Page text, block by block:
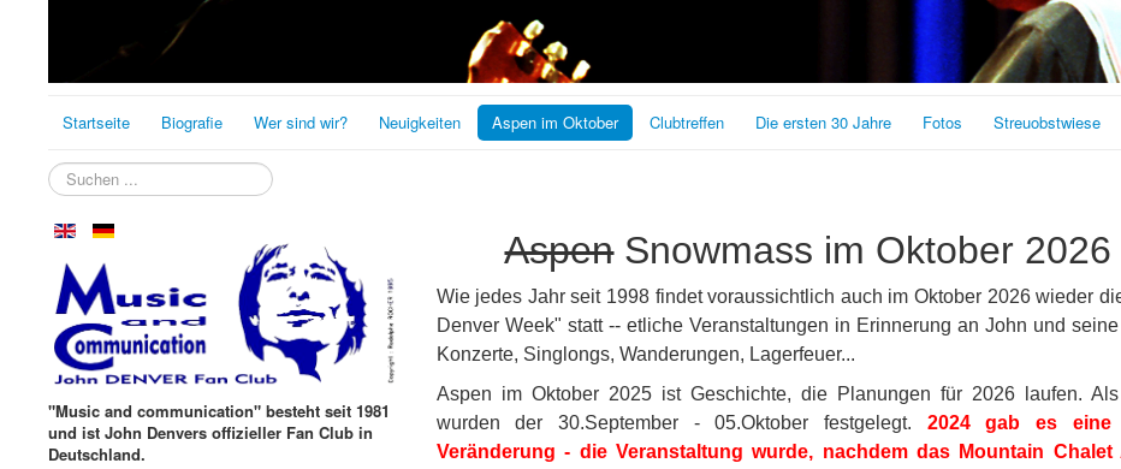
Startseite Biografie Wer sind wir? Neuigkeiten Aspen im Oktober Clubtreffen Die ersten 30 Jahre Fotos Streuobstwiese
Suchen
...
"Music and communication" besteht seit 1981
und ist John Denvers offizieller Fan Club in
Deutschland.
AspenSnowmass im Oktober 2026
Wie jedes Jahr seit 1998 findet voraussichtlich auch im Oktober 2026 wieder
Denver Week" statt -- etliche Veranstaltungen in Erinnerung an John und
Konzerte, Singlongs, Wanderungen, Lagerfeuer...
Aspen im Oktober 2025 ist Geschichte, die Planungen für 2026 laufen.
wurden der 30.September - 05.Oktober festgelegt. 2024 gab es eine
Veränderung - die Veranstaltung wurde, nachdem das Mountain Chalet